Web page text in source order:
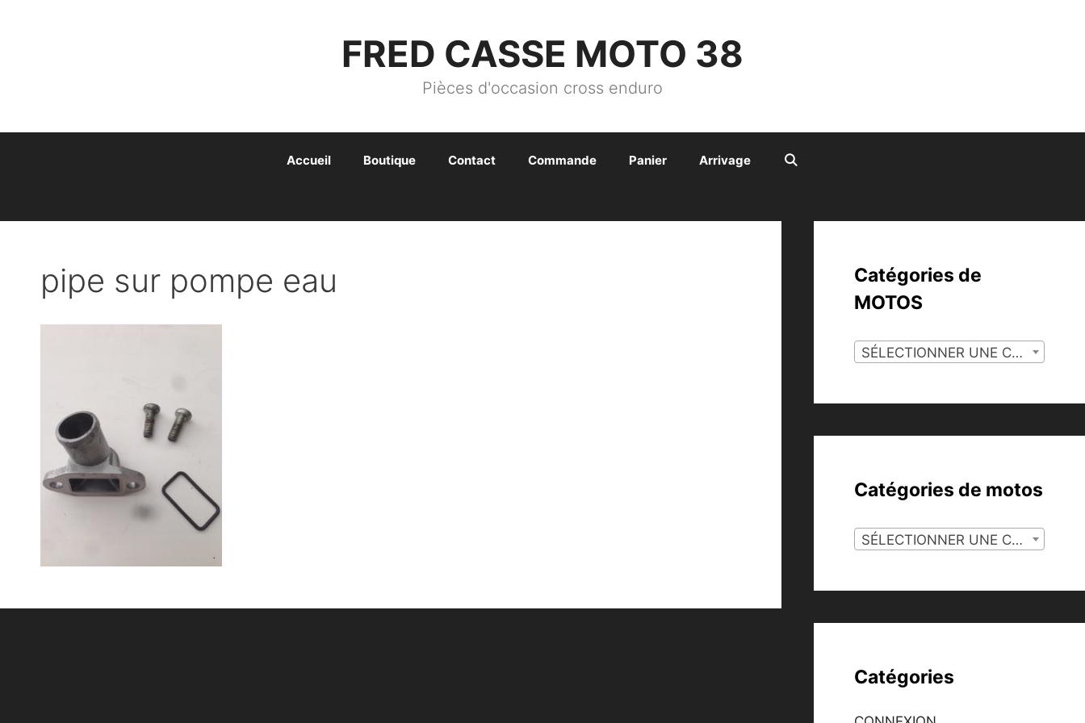
FRED CASSE MOTO 38
Pièces d'occasion cross enduro
Accueil Boutique Contact Commande Panier Arrivage
pipe sur pompe eau
Catégories de
MOTOS
SÉLECTIONNER UNE CATÉGORIE
Catégories de motos
SÉLECTIONNER UNE CATÉGORIE
Catégories